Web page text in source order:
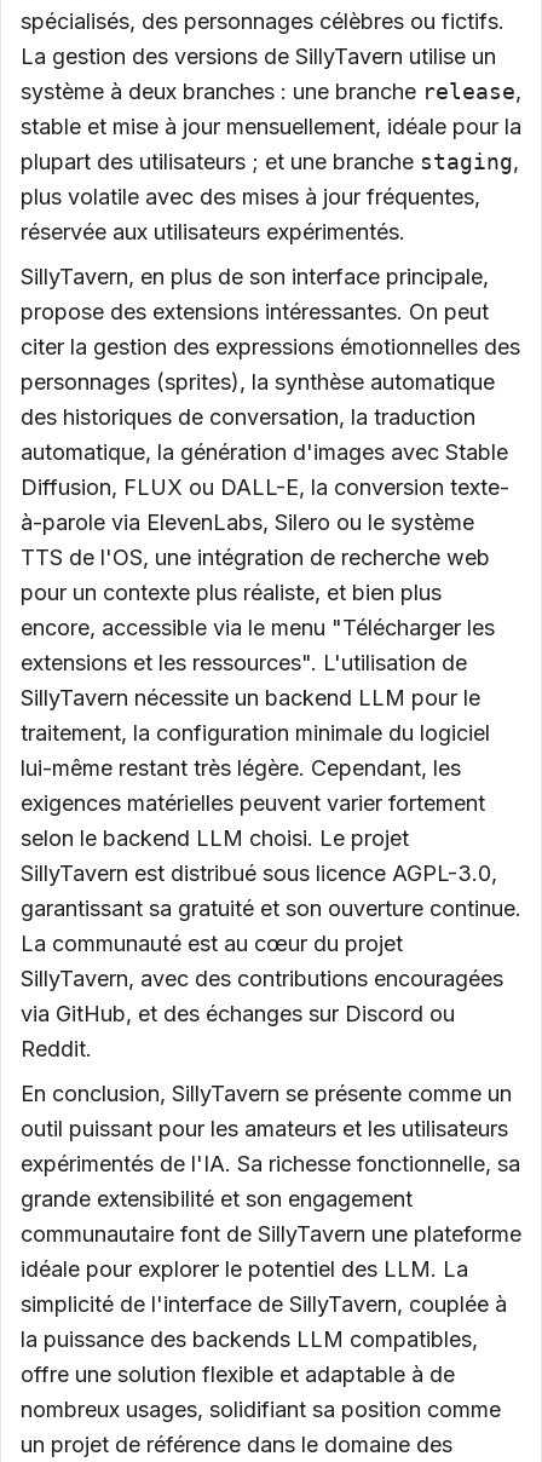
spécialisés, des personnages célèbres ou fictifs.
La gestion des versions de SillyTavern utilise un
système à deux branches : une branche release,
stable et mise à jour mensuellement, idéale pour la
plupart des utilisateurs ; et une branche staging,
plus volatile avec des mises à jour fréquentes,
réservée aux utilisateurs expérimentés.
SillyTavern, en plus de son interface principale,
propose des extensions intéressantes. On peut
citer la gestion des expressions émotionnelles des
personnages (sprites), la synthèse automatique
des historiques de conversation, la traduction
automatique, la génération d'images avec Stable
Diffusion, FLUX ou DALL-E, la conversion texte-
à-parole via ElevenLabs, Silero ou le système
TTS de l'OS, une intégration de recherche web
pour un contexte plus réaliste, et bien plus
encore, accessible via le menu "Télécharger les
extensions et les ressources". L'utilisation de
SillyTavern nécessite un backend LLM pour le
traitement, la configuration minimale du logiciel
lui-même restant très légère. Cependant, les
exigences matérielles peuvent varier fortement
selon le backend LLM choisi. Le projet
SillyTavern est distribué sous licence AGPL-3.0,
garantissant sa gratuité et son ouverture continue.
La communauté est au cœur du projet
SillyTavern, avec des contributions encouragées
via GitHub, et des échanges sur Discord ou
Reddit.
En conclusion, SillyTavern se présente comme un
outil puissant pour les amateurs et les utilisateurs
expérimentés de l'IA. Sa richesse fonctionnelle, sa
grande extensibilité et son engagement
communautaire font de SillyTavern une plateforme
idéale pour explorer le potentiel des LLM. La
simplicité de l'interface de SillyTavern, couplée à
la puissance des backends LLM compatibles,
offre une solution flexible et adaptable à de
nombreux usages, solidifiant sa position comme
un projet de référence dans le domaine des